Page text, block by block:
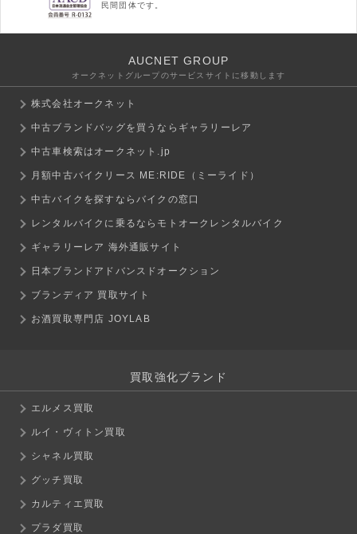
民間団体です。
AUCNET GROUP
オークネットグループのサービスサイトに移動します
株式会社オークネット
中古ブランドバッグを買うならギャラリーレア
中古車検索はオークネット.jp
月額中古バイクリース ME:RIDE（ミーライド）
中古バイクを探すならバイクの窓口
レンタルバイクに乗るならモトオークレンタルバイク
ギャラリーレア 海外通販サイト
日本ブランドアドバンスドオークション
ブランディア 買取サイト
お酒買取専門店 JOYLAB
買取強化ブランド
エルメス買取
ルイ・ヴィトン買取
シャネル買取
グッチ買取
カルティエ買取
プラダ買取